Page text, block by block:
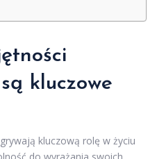
kluczowe
kluczową rolę w życiu